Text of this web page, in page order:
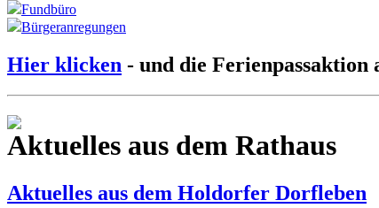
Fundbüro
Bürgeranregungen
Hier klicken - und die Ferienpassaktion
Aktuelles aus dem Rathaus
Aktuelles aus dem Holdorfer Dorfleben